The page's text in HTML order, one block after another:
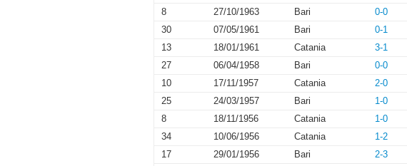
8
27/10/1963 Bari 0-0
30
07/05/1961 Bari 0-1
13
18/01/1961 Catania 3-1
27
06/04/1958 Bari 0-0
10
17/11/1957 Catania 2-0
25
24/03/1957 Bari 1-0
8
18/11/1956 Catania 1-0
34
10/06/1956 Catania 1-2
17
29/01/1956 Bari 2-3